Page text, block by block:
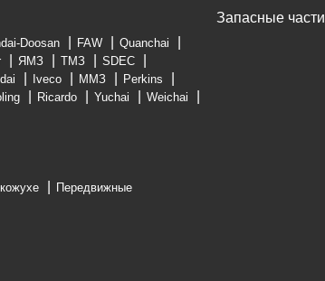
Doosan FAW
Quanchai
ЯМЗ ТМЗ
SDEC
Iveco ММЗ
Perkins
Ricardo Yuchai
Weichai
Передвижные
Запасные части